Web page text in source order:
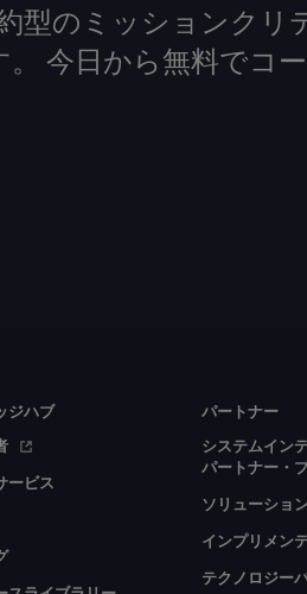
型のミッションクリ
今日から無料でコー
ジハブ
ービス
パートナー
システムイン
パートナー・
ソリューショ
インプリメン
テクノロジー